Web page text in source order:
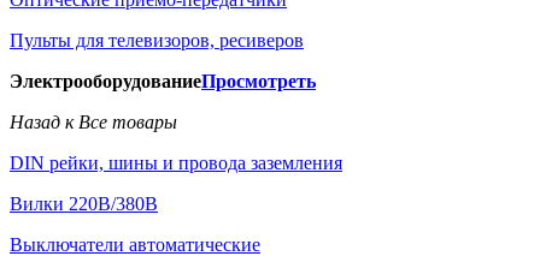
Пульты для телевизоров, ресиверов
ЭлектрооборудованиеПросмотреть
Назад к Все товары
DIN рейки, шины и провода заземления
Вилки 220В/380В
Выключатели автоматические